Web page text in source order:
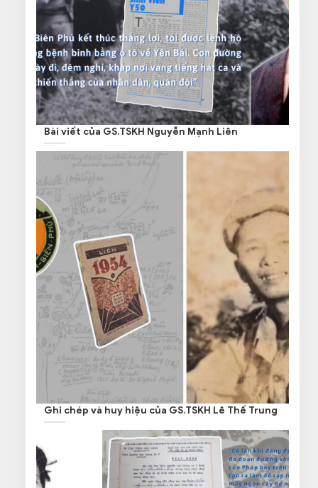
Bài viết của GS.TSKH Nguyễn Mạnh Liên
Ghi chép và huy hiệu của GS.TSKH Lê Thế Trung